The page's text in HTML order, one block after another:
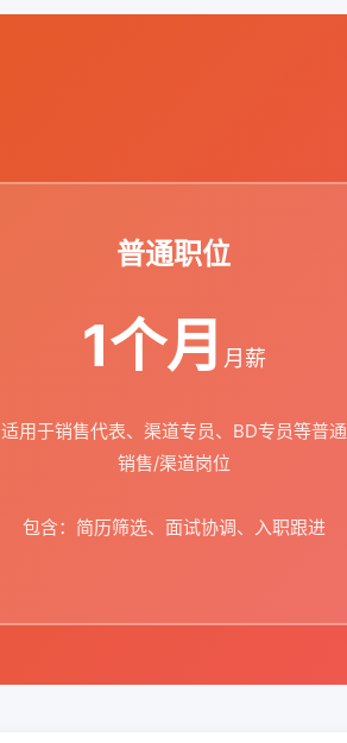
普通职位
1个月 月薪
适用于销售代表、渠道专员、BD专员等普通
销售/渠道岗位
包含：简历筛选、面试协调、入职跟进